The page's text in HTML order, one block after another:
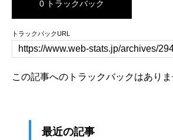
0 トラックバック
トラックバックURL
この記事へのトラックバックはありま
最近の記事